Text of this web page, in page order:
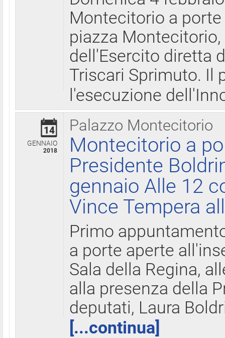
Montecitorio a
piazza
dell'Esercito diretta
Triscari Sprimuto. Il
l'esecuzione
Palazzo Montecitorio
14
GENNAIO
2018
Montecitorio a
Presidente
gennaio Alle 12
Vince Tempera
Primo
a porte aperte
Sala della Regina,
alla presenza della
deputati, Laura
[...continua]